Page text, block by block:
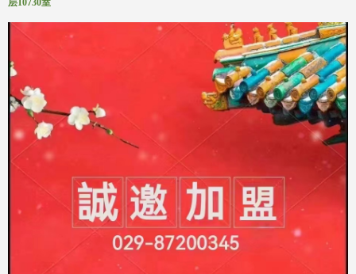
层10730室